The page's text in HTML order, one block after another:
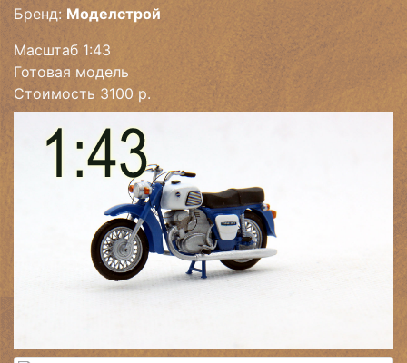
Бренд: Моделстрой
Масштаб 1:43
Готовая модель
Стоимость 3100 р.